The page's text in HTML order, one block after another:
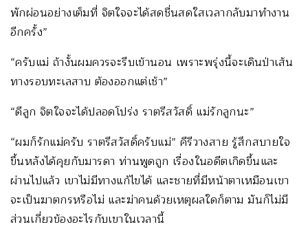
พักผ่อนอย่างเต็มที่ จิตใจจะได้สดชื่นสดใสเวลากลับมาทำงาน
อีกครั้ง”
“ครับแม่ ถ้างั้นผมควรจะรีบเข้านอน เพราะพรุ่งนี้จะเดินป่าเส้น
ทางรอบทะเลสาบ ต้องออกแต่เช้า”
“ดีลูก จิตใจจะได้ปลอดโปร่ง ราตรีสวัสดิ์ แม่รักลูกนะ”
“ผมก็รักแม่ครับ ราตรีสวัสดิ์ครับแม่” คีรีวางสาย รู้สึกสบายใจ
ขึ้นหลังได้คุยกับมารดา ท่านพูดถูก เรื่องในอดีตเกิดขึ้นและ
ผ่านไปแล้ว เขาไม่มีทางแก้ไขได้ และชายที่มีหน้าตาเหมือนเขา
จะเป็นฆาตกรหรือไม่ และฆ่าคนด้วยเหตุผลใดก็ตาม มันก็ไม่มี
ส่วนเกี่ยวข้องอะไรกับเขาในเวลานี้